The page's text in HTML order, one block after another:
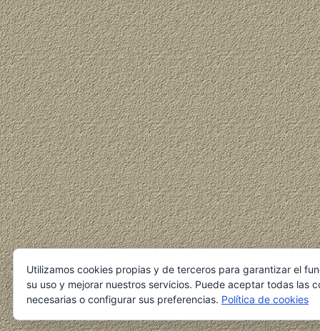
Utilizamos cookies propias y de terceros para garantizar el
su uso y mejorar nuestros servicios. Puede aceptar todas las
necesarias o configurar sus preferencias. Política de cookies